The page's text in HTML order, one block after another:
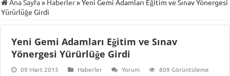
Ana Sayfa» Haberler»Yeni Gemi Adamları Eğitim ve Sınav Yönergesi
Yürürlüğe Girdi
Yeni Gemi Adamları Eğitim ve Sınav
Yönergesi Yürürlüğe Girdi
09 Mart 2015 Haberler Yorum 809 Görüntüleme